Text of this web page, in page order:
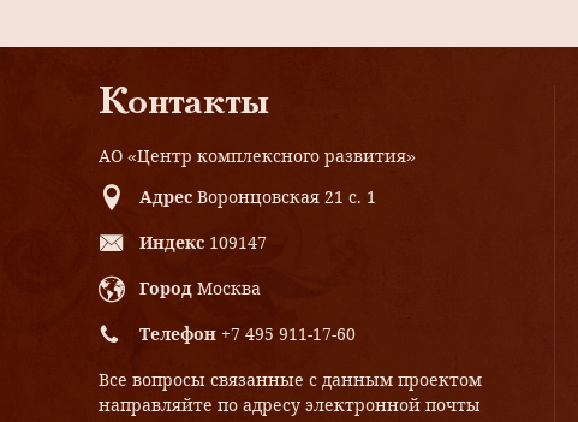
Контакты
АО «Центр комплексного развития»
Адрес Воронцовская 21 с. 1
Индекс 109147
Город Москва
Телефон +7 495 911-17-60
Все вопросы связанные с данным проектом
направляйте по адресу электронной почты